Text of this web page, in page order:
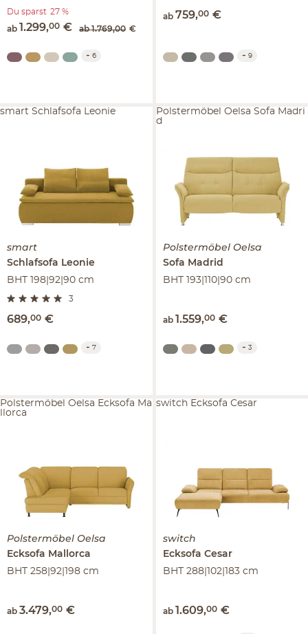
ab 1.299,00 € ab 1.769,00 €
Du sparst 27 %
+ 6
ab 759,00 €
+ 9
smart
Schlafsofa Leonie
BHT 198|92|90 cm
3
689,00 €
smart Schlafsofa Leonie
+ 7
Polstermöbel Oelsa
Sofa Madrid
BHT 193|110|90 cm
ab 1.559,00 €
Polstermöbel Oelsa Sofa Madri
d
+ 3
Polstermöbel Oelsa
Ecksofa Mallorca
BHT 258|92|198 cm
ab 3.479,00 €
Polstermöbel Oelsa Ecksofa Ma
llorca
switch
Ecksofa Cesar
BHT 288|102|183 cm
ab 1.609,00 €
switch Ecksofa Cesar